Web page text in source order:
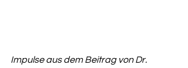
Impulse aus dem Beitrag von Dr.